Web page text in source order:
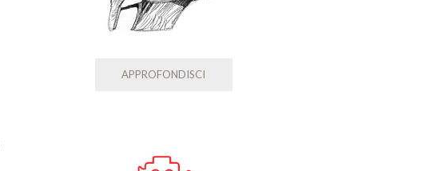
APPROFONDISCI